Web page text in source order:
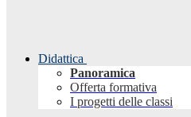
Didattica
Panoramica
Offerta formativa
I progetti delle classi